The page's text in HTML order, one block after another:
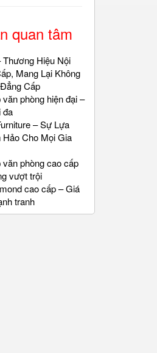
quan tâm
Thương Hiệu Nội
Mang Lại Không
Cấp
phòng hiện đại –
đa
– Sự Lựa
Hảo Cho Mọi Gia
văn phòng cao cấp
vượt trội
cao cấp – Giá
tranh